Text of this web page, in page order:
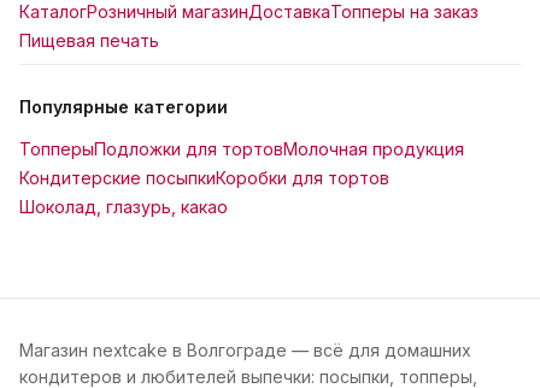
КаталогРозничный магазинДоставкаТопперы на заказ
Пищевая печать
Популярные категории
ТопперыПодложки для тортовМолочная продукция
Кондитерские посыпкиКоробки для тортов
Шоколад, глазурь, какао
Магазин nextcake в Волгограде — всё для домашних
кондитеров и любителей выпечки: посыпки, топперы,